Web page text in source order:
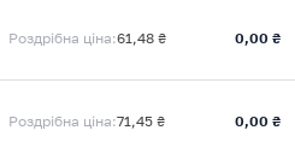
Роздрібна ціна:61,48 ₴ 0,00 ₴
Роздрібна ціна:71,45 ₴ 0,00 ₴